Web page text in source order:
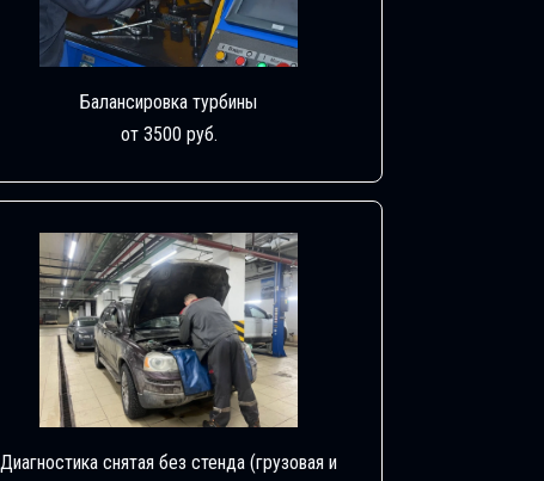
Балансировка турбины
от 3500 руб.
Диагностика снятая без стенда (грузовая и